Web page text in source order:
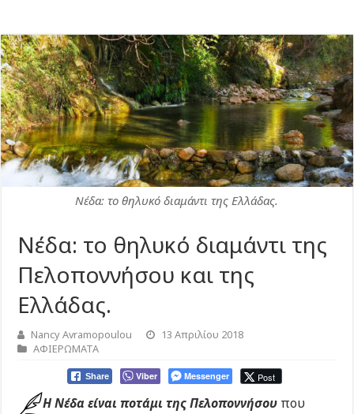
Νέδα: το θηλυκό διαμάντι της Ελλάδας.
Νέδα: το θηλυκό διαμάντι της
Πελοποννήσου και της
Ελλάδας.
Nancy Avramopoulou
13 Απριλίου 2018
ΑΦΙΕΡΩΜΑΤΑ
Share Viber Messenger Post
Η Νέδα είναι ποτάμι της Πελοποννήσου που